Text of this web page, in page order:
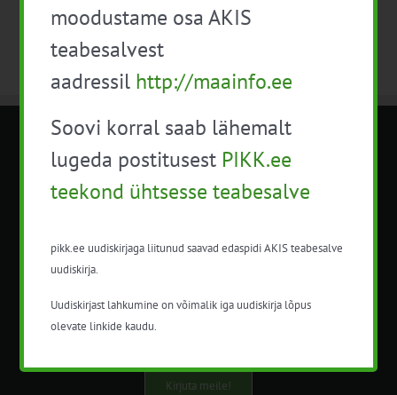
METK NÕUANDETEENISTUS
Nõuandeteenistuse nimetuse alt
nõustamisteenuseid.
info@pikk.ee
Kirjuta meile!
moodustame osa AKIS
teabesalvest
aadressil http://maainfo.ee
Soovi korral saab lähemalt
lugeda postitusest PIKK.ee
teekond ühtsesse teabesalve
pikk.ee uudiskirjaga liitunud saavad edaspidi AKIS teabesalve
uudiskirja.
Uudiskirjast lahkumine on võimalik iga uudiskirja lõpus
olevate linkide kaudu.